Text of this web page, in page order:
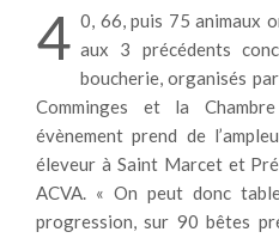
4 0, 66, puis 75 animaux
aux 3 précédents
boucherie, organisés
Comminges et la
évènement prend de
éleveur à Saint Marcet et
ACVA. « On peut donc
progression, sur 90 bêtes